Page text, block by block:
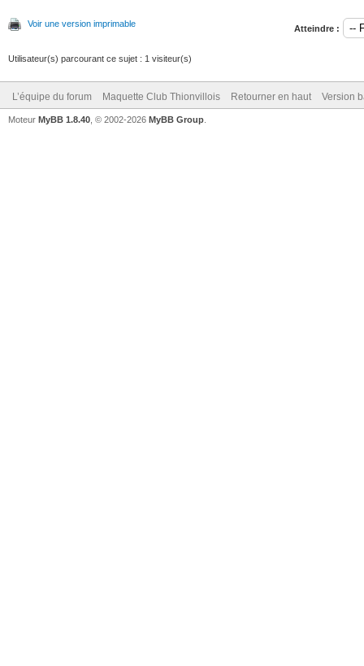
Voir une version imprimable Atteindre :
Utilisateur(s) parcourant ce sujet : 1 visiteur(s)
L’équipe du forum Maquette Club Thionvillois Retourner en haut Version
Moteur MyBB 1.8.40 , © 2002-2026 MyBB Group